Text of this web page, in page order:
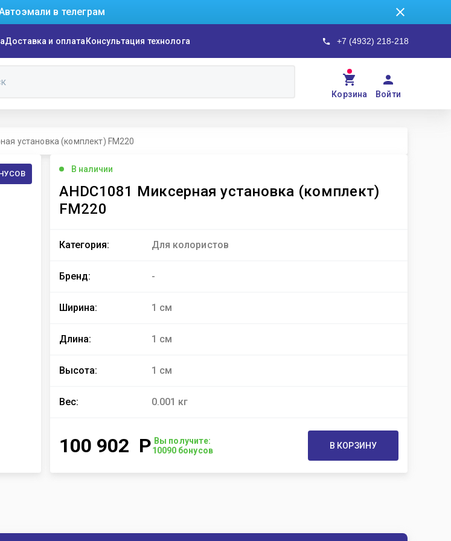
в телеграм
Доставка и оплата Консультация технолога +7 (4932) 218-218
Корзина Войти
установка (комплект) FM220
В наличии
AHDC1081 Миксерная установка (комплект)
FM220
Категория: Для колористов
Бренд: -
Ширина: 1 см
Длина: 1 см
Высота: 1 см
Вес: 0.001 кг
100 902 Р Вы получите:
10090 бонусов В КОРЗИНУ